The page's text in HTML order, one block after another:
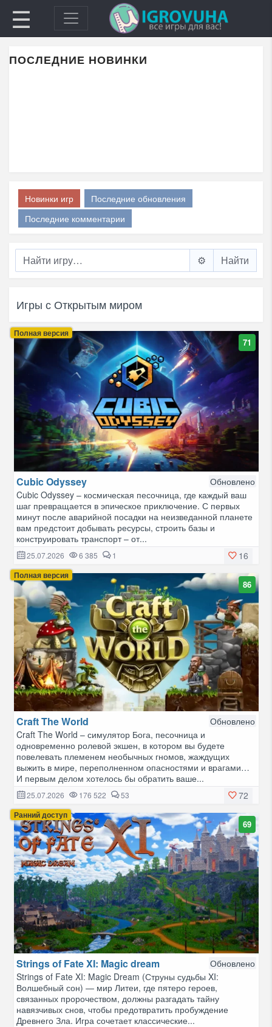
☰
ПОСЛЕДНИЕ НОВИНКИ
Новинки игр
Последние обновления
Последние комментарии
⚙️
Игры с Открытым миром
Полная версия
71
Cubic Odyssey
Обновлено
Cubic Odyssey – космическая песочница, где каждый ваш
шаг превращается в эпическое приключение. С первых
минут после аварийной посадки на неизведанной планете
вам предстоит добывать ресурсы, строить базы и
конструировать транспорт – от...
16
25.07.2026 6 385 1
Полная версия
86
Craft The World
Обновлено
Craft The World – симулятор Бога, песочница и
одновременно ролевой экшен, в котором вы будете
повелевать племенем необычных гномов, жаждущих
выжить в мире, переполненном опасностями и врагами…
И первым делом хотелось бы обратить ваше...
72
25.07.2026 176 522 53
Ранний доступ
69
Strings of Fate XI: Magic dream
Обновлено
Strings of Fate XI: Magic Dream (Струны судьбы XI:
Волшебный сон) — мир Литеи, где пятеро героев,
связанных пророчеством, должны разгадать тайну
навязчивых снов, чтобы предотвратить пробуждение
Древнего Зла. Игра сочетает классические...